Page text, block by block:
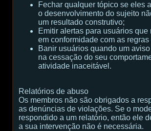
Fechar qualquer tópico se eles
o desenvolvimento do sujeito
um resultado construtivo;
Emitir alertas para usuários que
em conformidade com as regras
Banir usuários quando um
na cessação do seu
atividade inaceitável.
Relatórios de abuso
Os membros não são obrigados a
as denúncias de violações. Se o
respondido a um relatório, então ele
a sua intervenção não é necessária.